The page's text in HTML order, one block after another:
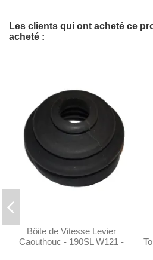
Les clients qui ont acheté ce
acheté :
Bôite de Vitesse Levier
Caouthouc - 190SL W121 -